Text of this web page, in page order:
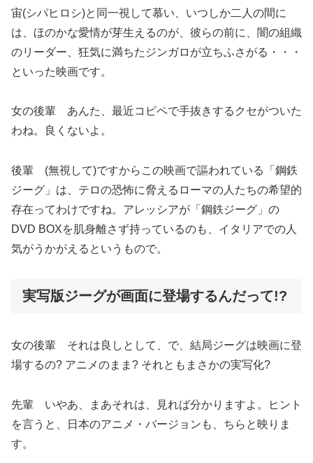
宙(シパヒロシ)と同一視して慕い、いつしか二人の間に
は、ほのかな愛情が芽生えるのが、彼らの前に、闇の組織
のリーダー、狂気に満ちたジンガロが立ちふさがる・・・
といった映画です。
女の後輩 あんた、最近コピペで手抜きするクセがついた
わね。良くないよ。
後輩 (無視して)ですからこの映画で謳われている「鋼鉄
ジーグ」は、テロの恐怖に脅えるローマの人たちの希望的
存在ってわけですね。アレッシアが「鋼鉄ジーグ」の
DVD BOXを肌身離さず持っているのも、イタリアでの人
気がうかがえるというもので。
実写版ジーグが画面に登場するんだって!?
女の後輩 それは良しとして、で、結局ジーグは映画に登
場するの? アニメのまま? それともまさかの実写化?
先輩 いやあ、まあそれは、見れば分かりますよ。ヒント
を言うと、日本のアニメ・バージョンも、ちらと映りま
す。